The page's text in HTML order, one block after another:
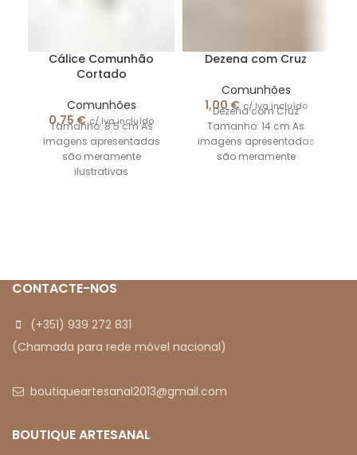
Cálice Comunhão
Cortado
Comunhões
0,75 € c/ Iva incluído
Tamanho: 8.5 cm As
imagens apresentadas
são meramente
ilustrativas
Dezena com Cruz
Comunhões
1,00 € c/ Iva incluído
Dezena com Cruz
Tamanho: 14 cm As
imagens apresentadas
são meramente
CONTACTE-NOS
(+351) 939 272 831
(Chamada para rede móvel nacional)
boutiqueartesanal2013@gmail.com
BOUTIQUE ARTESANAL